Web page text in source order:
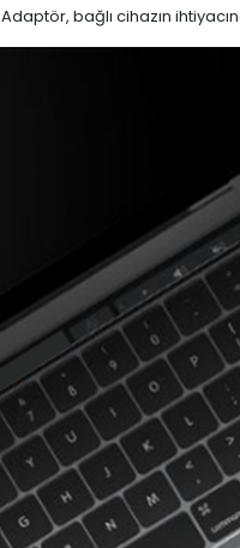
Adaptör, bağlı cihazın